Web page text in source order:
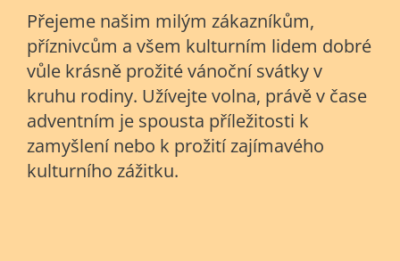
Přejeme našim milým zákazníkům,
příznivcům a všem kulturním lidem dobré
vůle krásně prožité vánoční svátky v
kruhu rodiny. Užívejte volna, právě v čase
adventním je spousta příležitosti k
zamyšlení nebo k prožití zajímavého
kulturního zážitku.